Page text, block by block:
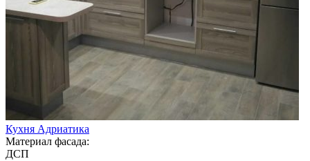
Кухня Адриатика
Материал фасада:
ДСП